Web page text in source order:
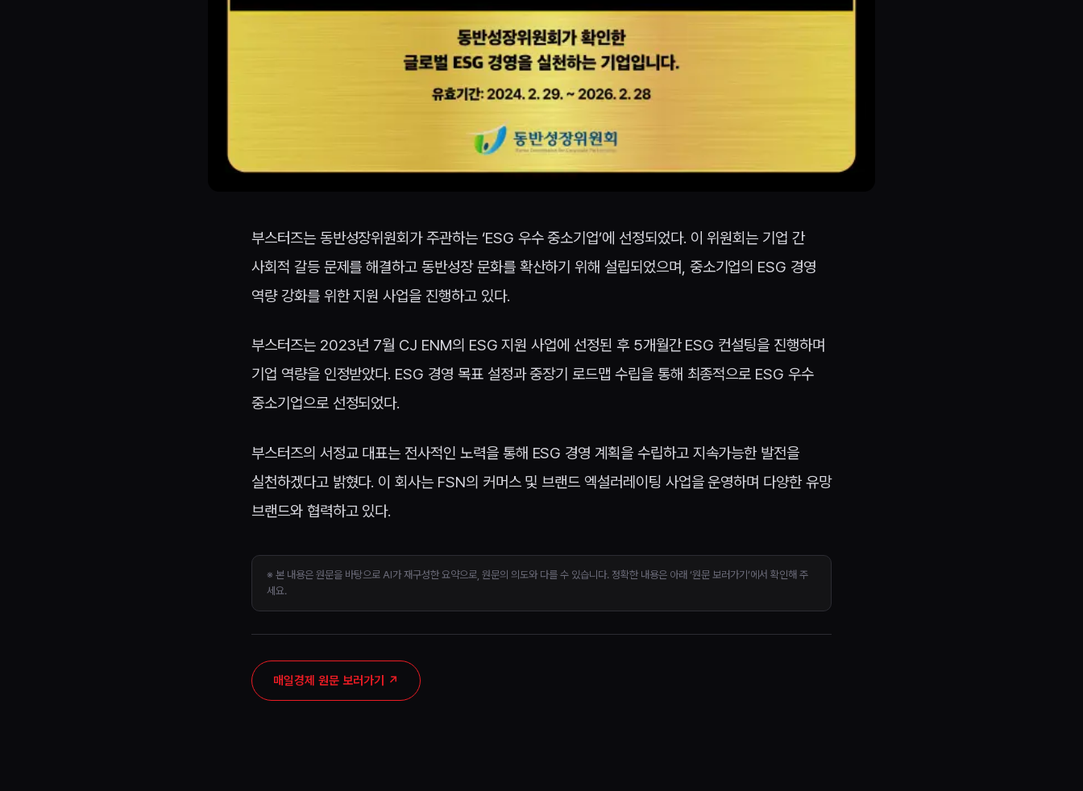
부스터즈는 동반성장위원회가 주관하는 ‘ESG 우수 중소기업’에 선정되었다. 이 위원회는 기업 간
사회적 갈등 문제를 해결하고 동반성장 문화를 확산하기 위해 설립되었으며, 중소기업의 ESG 경영
역량 강화를 위한 지원 사업을 진행하고 있다.
부스터즈는 2023년 7월 CJ ENM의 ESG 지원 사업에 선정된 후 5개월간 ESG 컨설팅을 진행하며
기업 역량을 인정받았다. ESG 경영 목표 설정과 중장기 로드맵 수립을 통해 최종적으로 ESG 우수
중소기업으로 선정되었다.
부스터즈의 서정교 대표는 전사적인 노력을 통해 ESG 경영 계획을 수립하고 지속가능한 발전을
실천하겠다고 밝혔다. 이 회사는 FSN의 커머스 및 브랜드 엑설러레이팅 사업을 운영하며 다양한 유망
브랜드와 협력하고 있다.
※ 본 내용은 원문을 바탕으로 AI가 재구성한 요약으로, 원문의 의도와 다를 수 있습니다. 정확한 내용은 아래 ‘원문 보러가기’에서 확인해 주
세요.
매일경제 원문 보러가기 ↗